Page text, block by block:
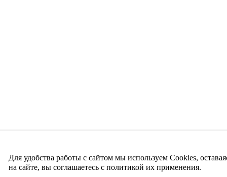
Для удобства работы с сайтом мы используем Cookies,
на сайте, вы соглашаетесь с политикой их применения.